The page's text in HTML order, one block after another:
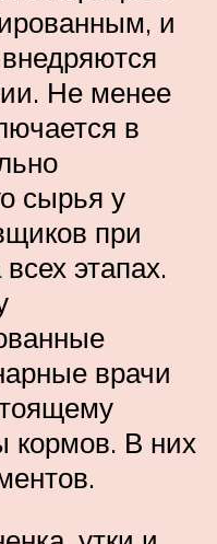
и
Не менее
в
сырья у
при
этапах.
врачи
кормов. В них